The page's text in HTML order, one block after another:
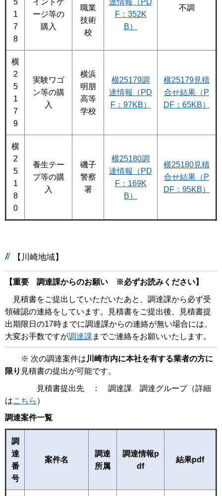
1
7
8
ージ等の
購入
職業
技術
校
F：352K
B）
不調
横
2
5
1
7
9
実験ワゴ
ン等の購
入
横浜
明朋
高等
学校
横25179調
達情報（PD
F：97KB）
横25179見積
合せ結果（P
DF：65KB）
横
2
5
1
8
0
養生テー
プ等の購
入
磯子
警察
署
横25180調
達情報（PD
F：169K
B）
横25180見積
合せ結果（P
DF：95KB）
【川崎地域】
【重要 調達課からのお願い ※必ずお読みください】
見積書をご提出していただいたあと、調達課から必ず受
領確認の連絡をしています。見積書をご提出後、見積書提
出期限日の17時までに調達課からの連絡が無い場合には、
大変お手数ですが調達課 までご連絡をお願いいたします。
※ 次の調達案件は 川崎市内に本社を有する業者の方に
限り 見積書の提出が可能です。
見積書提出先 ： 調達課 調達グループ（詳細
はこちら ）
調達案件一覧
調
達
番
号
案件名
調達
所属
調達情報p
df
結果pdf